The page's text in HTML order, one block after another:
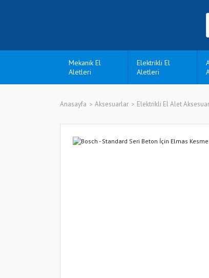
Mekanik El
Aletleri
Elektrikli El
Aletleri
Anasayfa Aksesuarlar Elektrikli El Alet